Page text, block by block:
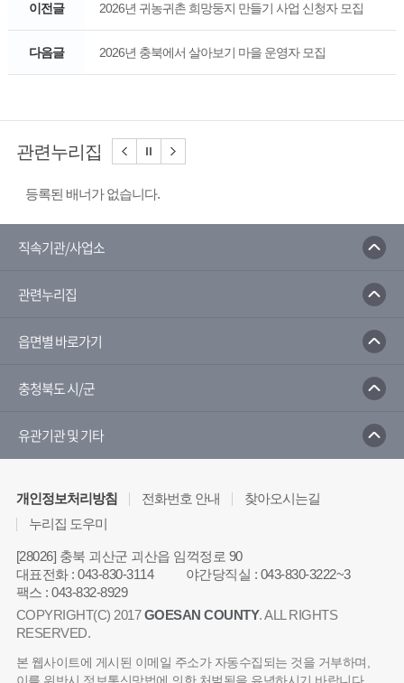
이전글 2026년 귀농귀촌 희망둥지 만들기 사업 신청자 모집
다음글 2026년 충북에서 살아보기 마을 운영자 모집
관련누리집
등록된 배너가 없습니다.
직속기관/사업소
관련누리집
읍면별 바로가기
충청북도 시/군
유관기관 및 기타
개인정보처리방침 전화번호 안내
찾아오시는길
누리집 도우미
[28026] 충북 괴산군 괴산읍 임꺽정로 90
대표전화:043-830-3114 야간당직실 : 043-830-3222~3
팩스 :043-832-8929
COPYRIGHT(C) 2017GOESAN COUNTY. ALL RIGHTS
RESERVED.
본 웹사이트에 게시된 이메일 주소가 자동수집되는 것을 거부하며,